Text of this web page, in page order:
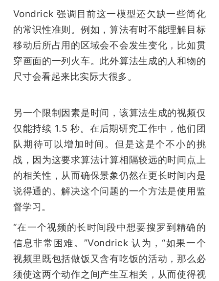
Vondrick 强调目前这一模型还欠缺一些简化
的常识性准则。例如，算法有时不能理解目标
移动后所占用的区域会不会发生变化，比如贯
穿画面的一列火车。此外算法生成的人和物的
尺寸会看起来比实际大很多。
另一个限制因素是时间，该算法生成的视频仅
仅能持续 1.5 秒。在后期研究工作中，他们团
队期待可以增加时间。但是这是个不小的挑
战，因为这要求算法计算相隔较远的时间点上
的相关性，从而确保景象仍然在更长时间内是
说得通的。解决这个问题的一个方法是使用监
督学习。
“在一个视频的长时间段中想要搜罗到精确的
信息非常困难。”Vondrick 认为，“如果一个
视频里既包括做饭又含有吃饭的活动，那么必
须使这两个动作之间产生互相关，从而使得视